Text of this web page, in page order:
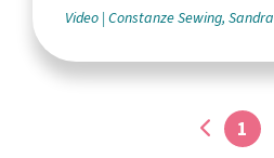
Video Constanze Sewing,
1